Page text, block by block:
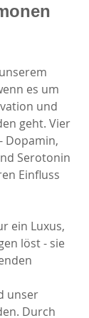
es um
und
geht. Vier
Dopamin,
Serotonin
Einfluss
ein Luxus,
löst - sie
unser
Durch